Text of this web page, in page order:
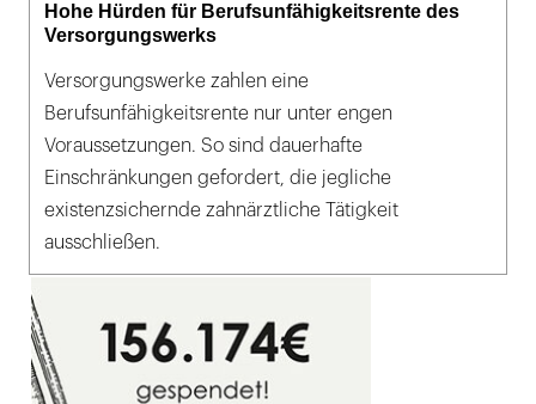
Hohe Hürden für Berufsunfähigkeitsrente des
Versorgungswerks
Versorgungswerke zahlen eine
Berufsunfähigkeitsrente nur unter engen
Voraussetzungen. So sind dauerhafte
Einschränkungen gefordert, die jegliche
existenzsichernde zahnärztliche Tätigkeit
ausschließen.